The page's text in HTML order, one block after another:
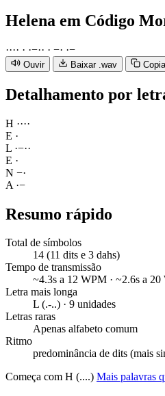
Helena em Código
···· · ·−·· · −· ·−
Ouvir Baixar .wav
Detalhamento por
H ····
E ·
L ·−··
E ·
N −·
A ·−
Resumo rápido
Total de símbolos
14 (11 dits e 3 dahs)
Tempo de transmissão
~4.3s a 12 WPM · ~2.6s a
Letra mais longa
L (.-..) · 9 unidades
Letras raras
Apenas alfabeto comum
Ritmo
predominância de dits (mais
Começa com H (....) Mais palavras